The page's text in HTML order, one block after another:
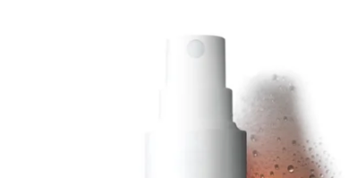
1 Vichy Capital Soleil Huile de Protection Cellulaire